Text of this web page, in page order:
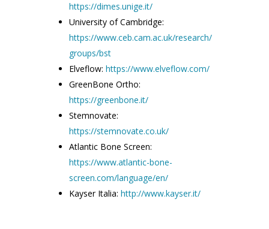
https://dimes.unige.it/
University of Cambridge:
https://www.ceb.cam.ac.uk/research/
groups/bst
Elveflow:https://www.elveflow.com/
GreenBone Ortho:
https://greenbone.it/
Stemnovate:
https://stemnovate.co.uk/
Atlantic Bone Screen:
https://www.atlantic-bone-
screen.com/language/en/
Kayser Italia:http://www.kayser.it/